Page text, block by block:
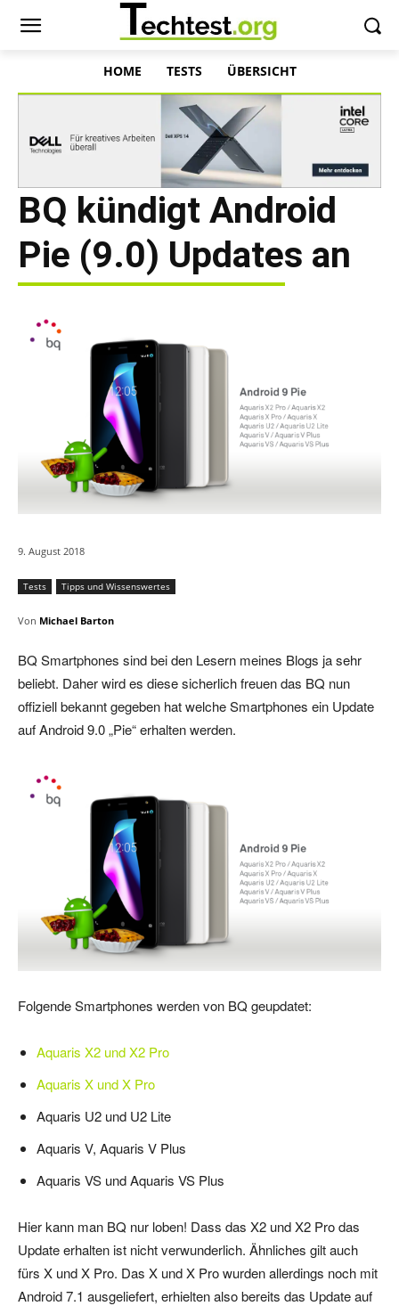
HOME TESTS ÜBERSICHT
BQ kündigt Android
Pie (9.0) Updates an
9. August 2018
Tests Tipps und Wissenswertes
Von Michael Barton
BQ Smartphones sind bei den Lesern meines Blogs ja sehr
beliebt. Daher wird es diese sicherlich freuen das BQ nun
offiziell bekannt gegeben hat welche Smartphones ein Update
auf Android 9.0 „Pie“ erhalten werden.
Folgende Smartphones werden von BQ geupdatet:
Aquaris X2 und X2 Pro
Aquaris X und X Pro
Aquaris U2 und U2 Lite
Aquaris V, Aquaris V Plus
Aquaris VS und Aquaris VS Plus
Hier kann man BQ nur loben! Dass das X2 und X2 Pro das
Update erhalten ist nicht verwunderlich. Ähnliches gilt auch
fürs X und X Pro. Das X und X Pro wurden allerdings noch mit
Android 7.1 ausgeliefert, erhielten also bereits das Update auf